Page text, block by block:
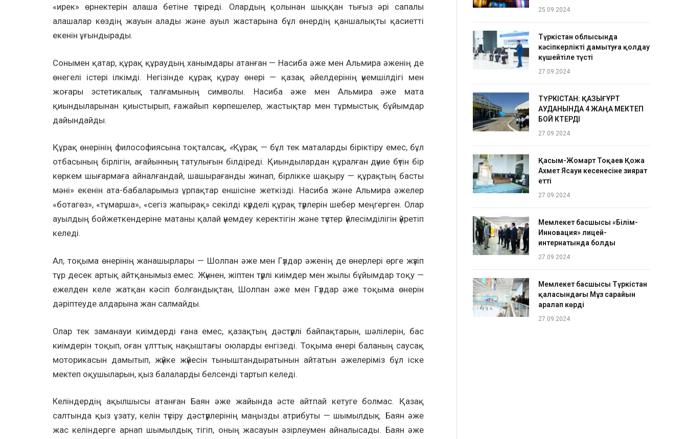
«ирек» өрнектерін алаша бетіне түсіреді. Олардың қолынан шыққан тығыз әрі сапалы
алашалар көздің жауын алады және ауыл жастарына бұл өнердің қаншалықты қасиетті
екенін ұғындырады.
Сонымен қатар, құрақ құраудың ханымдары атанған — Насиба әже мен Альмира әженің де
өнегелі істері ілкімді. Негізінде құрақ құрау өнері — қазақ әйелдерінің үнемшілдігі мен
жоғары эстетикалық талғамының символы. Насиба әже мен Альмира әже мата
қиындыларынан қиыстырып, ғажайып көрпешелер, жастықтар мен тұрмыстық бұйымдар
дайындайды.
Құрақ өнерінің философиясына тоқталсақ, «Құрақ — бұл тек маталарды біріктіру емес, бұл
отбасының бірлігін, ағайынның татулығын білдіреді. Қиындылардан құралған дүние бүтін бір
көркем шығармаға айналғандай, шашырағанды жинап, бірлікке шақыру — құрақтың басты
мәні» екенін ата-бабаларымыз ұрпақтар еншісіне жеткізді. Насиба және Альмира әжелер
«ботагөз», «тұмарша», «сегіз жапырақ» секілді күрделі құрақ түрлерін шебер меңгерген. Олар
ауылдың бойжеткендеріне матаны қалай үнемдеу керектігін және түстер үйлесімділігін үйретіп
келеді.
Ал, тоқыма өнерінің жанашырлары — Шолпан әже мен Гүлдар әженің де өнерлері өрге жүзіп
тұр десек артық айтқанымыз емес. Жүннен, жіптен түрлі киімдер мен жылы бұйымдар тоқу —
ежелден келе жатқан кәсіп болғандықтан, Шолпан әже мен Гүлдар әже тоқыма өнерін
дәріптеуде алдарына жан салмайды.
Олар тек заманауи киімдерді ғана емес, қазақтың дәстүрлі байпақтарын, шәлілерін, бас
киімдерін тоқып, оған ұлттық нақыштағы оюларды енгізеді. Тоқыма өнері баланың саусақ
моторикасын дамытып, жүйке жүйесін тыныштандыратынын айтатын әжелеріміз бұл іске
мектеп оқушыларын, қыз балаларды белсенді тартып келеді.
Келіндердің ақылшысы атанған Баян әже жайында әсте айтпай кетуге болмас. Қазақ
салтында қыз ұзату, келін түсіру дәстүрлерінің маңызды атрибуты — шымылдық. Баян әже
жас келіндерге арнап шымылдық тігіп, оның жасауын әзірлеумен айналысады. Баян әже
25.09.2024
Түркістан облысында
кәсіпкерлікті дамытуға қолдау
күшейтіле түсті
27.09.2024
ТҮРКІСТАН: ҚАЗЫҒҰРТ
АУДАНЫНДА 4 ЖАҢА МЕКТЕП
БОЙ КӨТЕРДІ
27.09.2024
Қасым-Жомарт Тоқаев Қожа
Ахмет Ясауи кесенесіне зиярат
етті
27.09.2024
Мемлекет басшысы «Білім-
Инновация» лицей-
интернатында болды
27.09.2024
Мемлекет басшысы Түркістан
қаласындағы Мұз сарайын
аралап көрді
27.09.2024